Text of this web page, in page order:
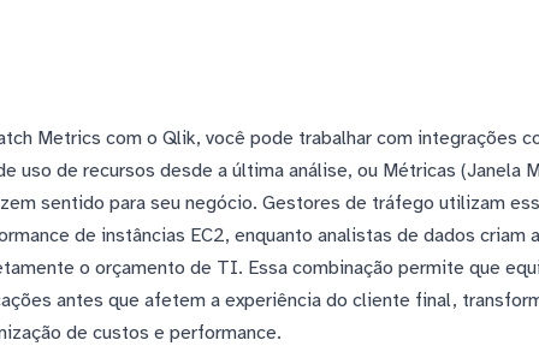
Metrics com o Qlik, você pode trabalhar com integrações
uso de recursos desde a última análise, ou Métricas (Janela
sentido para seu negócio. Gestores de tráfego utilizam
de instâncias EC2, enquanto analistas de dados criam
o orçamento de TI. Essa combinação permite que
antes que afetem a experiência do cliente final,
de custos e performance.